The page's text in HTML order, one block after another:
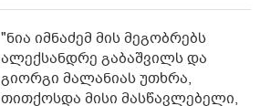
"ნია იმნაძემ მის მეგობრებს
ალექსანდრე გაბაშვილს და
გიორგი მალანიას უთხრა,
თითქოსდა მისი მასწავლებელი,